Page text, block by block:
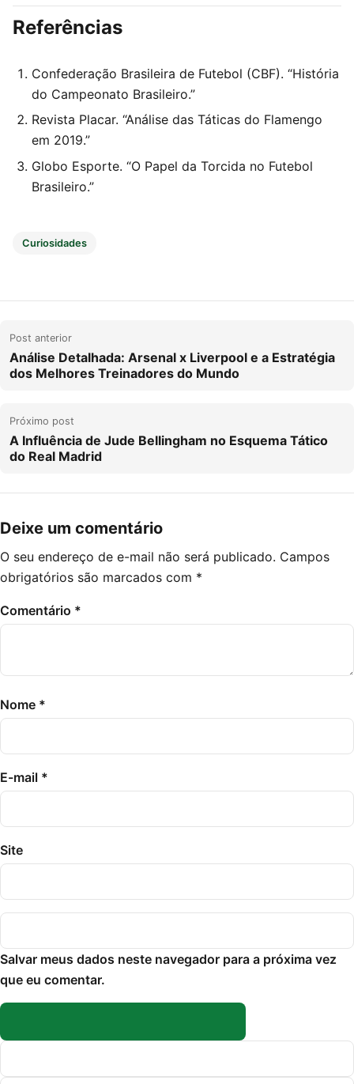
Referências
Confederação Brasileira de Futebol (CBF). “História
do Campeonato Brasileiro.”
Revista Placar. “Análise das Táticas do Flamengo
em 2019.”
Globo Esporte. “O Papel da Torcida no Futebol
Brasileiro.”
Curiosidades
N
a
v
g
a
ã
o
e
o
Post anterior
Análise Detalhada: Arsenal x Liverpool e a Estratégia
dos Melhores Treinadores do Mundo
Próximo post
A Influência de Jude Bellingham no Esquema Tático
do Real Madrid
Deixe um comentário
O seu endereço de e-mail não será publicado. Campos
obrigatórios são marcados com *
Comentário *
Nome *
E-mail *
Site
Salvar meus dados neste navegador para a próxima vez
que eu comentar.